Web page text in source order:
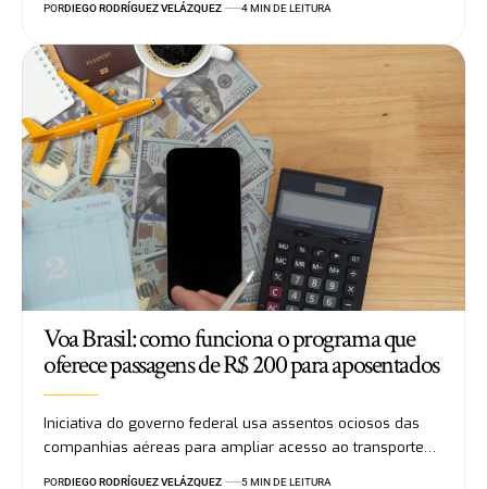
PORDIEGO RODRÍGUEZ VELÁZQUEZ 4 MIN DE LEITURA
Voa Brasil: como funciona o programa que
oferece passagens de R$ 200 para aposentados
Iniciativa do governo federal usa assentos ociosos das
companhias aéreas para ampliar acesso ao transporte…
PORDIEGO RODRÍGUEZ VELÁZQUEZ 5 MIN DE LEITURA